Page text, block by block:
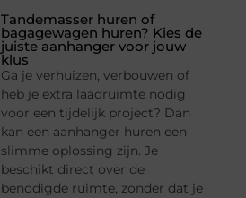
Tandemasser huren of
bagagewagen huren? Kies de
juiste aanhanger voor jouw
klus
Ga je verhuizen, verbouwen of
heb je extra laadruimte nodig
voor een tijdelijk project? Dan
kan een aanhanger huren een
slimme oplossing zijn. Je
beschikt direct over de
benodigde ruimte, zonder dat je